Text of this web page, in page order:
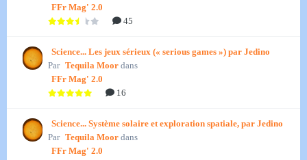
FFr Mag' 2.0
45
Science... Les jeux sérieux (« serious games ») par Jedino
Par Tequila Moor dans
FFr Mag' 2.0
16
Science... Système solaire et exploration spatiale, par Jedino
Par Tequila Moor dans
FFr Mag' 2.0